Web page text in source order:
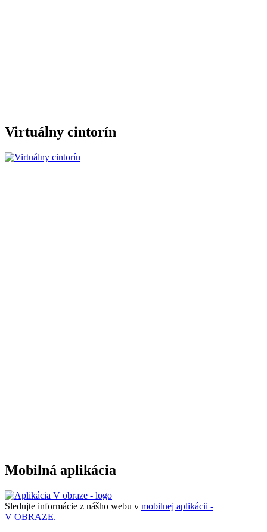
Virtuálny cintorín
Mobilná aplikácia
Sledujte informácie z nášho webu v mobilnej aplikácii -
V OBRAZE.